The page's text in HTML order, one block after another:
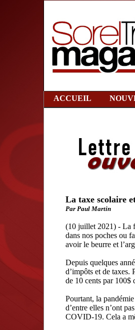
ACCUEIL
La taxe scolaire
Par Paul Martin
(10 juillet 2021) - La
dans nos poches ou
avoir le beurre et
Depuis quelques
d’impôts et de taxes.
de 10 cents par 100$
Pourtant, la
d’entre elles n’ont
COVID-19. Cela a